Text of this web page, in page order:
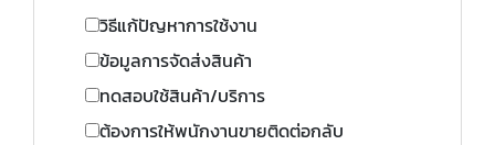
วิธีแก้ปัญหาการใช้งาน
ข้อมูลการจัดส่งสินค้า
ทดสอบใช้สินค้า/บริการ
ต้องการให้พนักงานขายติดต่อกลับ